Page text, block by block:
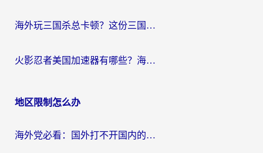
海外玩三国杀总卡顿？这份三国杀游戏加速器指南帮你告别延迟烦恼
火影忍者美国加速器有哪些？海外党亲测的国服游戏加速全攻略（含菲律宾玩三国之刃守望黎明技巧）
地区限制怎么办
海外党必看：国外打不开国内的app怎么办？3步解决你的乡愁